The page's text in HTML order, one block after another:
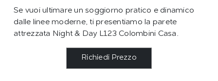
Se vuoi ultimare un soggiorno pratico e dinamico
dalle linee moderne, ti presentiamo la parete
attrezzata Night & Day L123 Colombini Casa.
Richiedi Prezzo